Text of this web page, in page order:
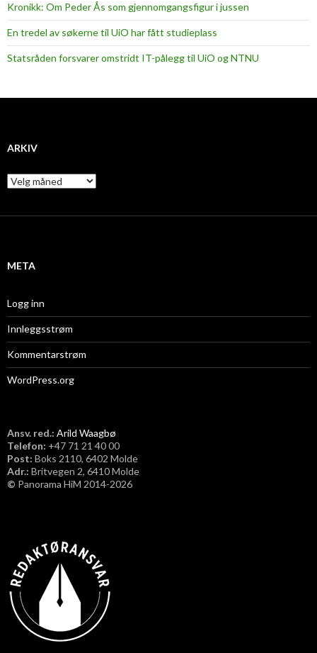
Kronikk: Om Peder Ås som gjennomgangsfigur i jussen
En tredel av søkerne til UiO har fått studieplass
Statsråden forsvarer omstridt IT-pålegg til UiO og NTNU
ARKIV
A
r
i
META
Logg inn
Innleggsstrøm
Kommentarstrøm
WordPress.org
Ansv. red.: Arild Waagbø
Telefon: ​+47 71 21 40 00
Post: Boks 2110, 6402 Molde
Adr.: Britvegen 2, 6410 Molde
© Panorama HiM 2014-2026